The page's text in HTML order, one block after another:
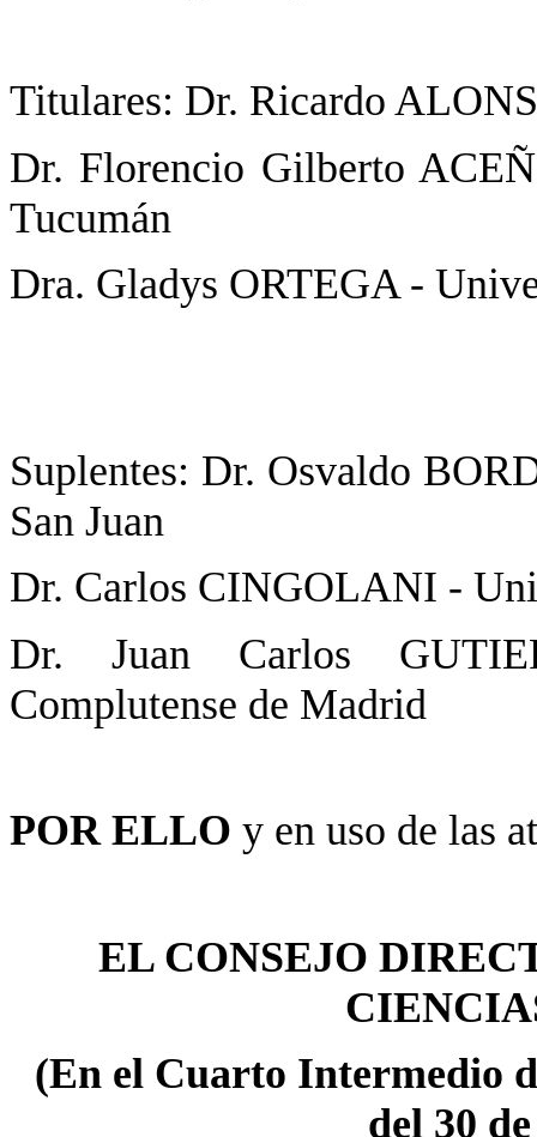
Titulares: Dr. Ricardo
Dr. Florencio Gilberto
Tucumán
Dra. Gladys ORTEGA -
Suplentes: Dr. Osvaldo
San Juan
Dr. Carlos CINGOLANI -
Dr. Juan Carlos
Complutense de Madrid
POR ELLO y en uso de las
EL CONSEJO
(En el Cuarto Intermedio
del 30